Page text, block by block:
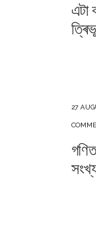
এটা
27